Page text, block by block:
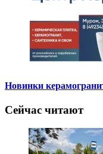
Новинки
Сейчас читают